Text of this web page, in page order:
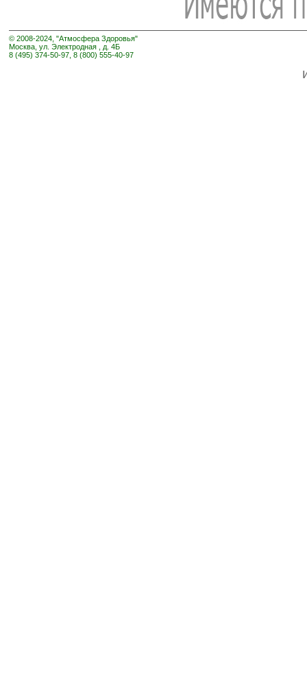
© 2008-2024, "Атмосфера Здоровья"
Москва, ул. Электродная , д. 4Б
8 (495) 374-50-97, 8 (800) 555-40-97